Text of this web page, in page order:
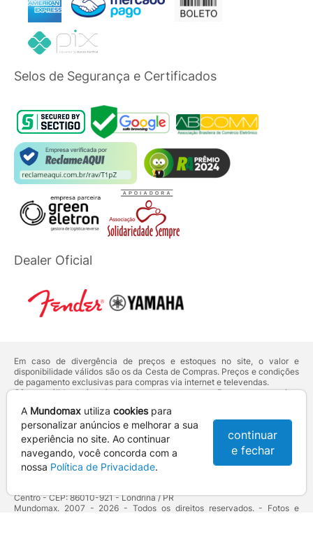
Selos de Segurança e Certificados
Dealer Oficial
Em caso de divergência de preços e estoques no site, o valor e
disponibilidade válidos são os da Cesta de Compras. Preços e condições
de pagamento exclusivas para compras via internet e televendas.
Ofertas válidas até o término de nossos estoques. Para compras acima
deVenda Corporativa.
Os preços apresentados no site prevalecem sobre outros anunciados em
qualquer outro meio de comunicação ou sites de buscas. Código de
Defesa do Consumidor:Lei nº 8.078.
Vendas sujeitas à confirmação de dados e análises de crédito e risco.
Centro - CEP: 86010-921 - Londrina / PR
Mundomax. 2007 - 2026 - Todos os direitos reservados. - Fotos e
A Mundomax utiliza cookiespara
personalizar anúncios e melhorar a sua
experiência no site. Ao continuar
navegando, você concorda com a
nossa Política de Privacidade.
continuar
e fechar